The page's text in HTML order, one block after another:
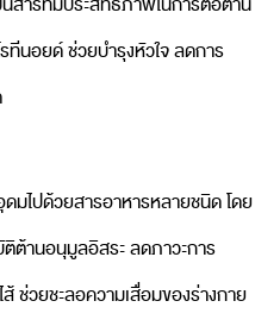
ทีนอยด์ ช่วยบำรุงหัวใจ ลดการ
ดมไปด้วยสารอาหารหลายชนิด โดย
านอนุมูลอิสระ ลดภาวะการ
ช่วยชะลอความเสื่อมของร่างกาย